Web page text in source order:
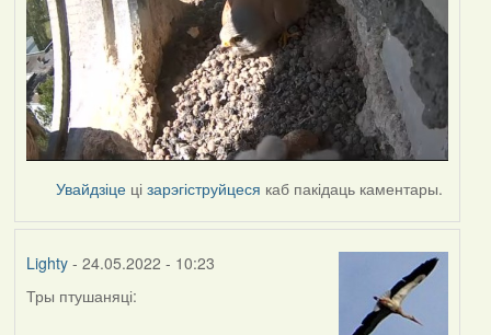
Увайдзіце цізарэгіструйцеся каб пакідаць каментары.
Lighty- 24.05.2022 - 10:23
Тры птушаняці: